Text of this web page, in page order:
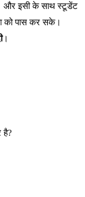
और इसी के साथ स्टूडेंट
को पास कर सके।
।
है?